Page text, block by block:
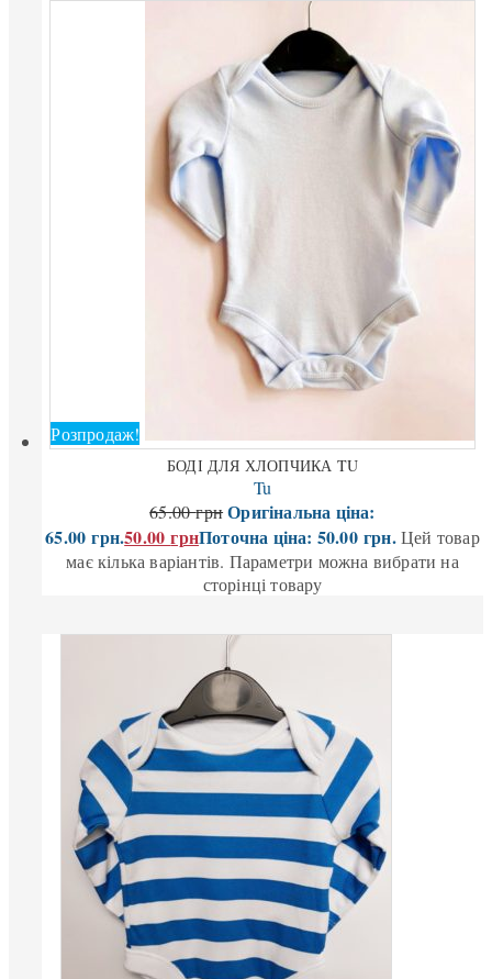
Розпродаж!
БОДІ ДЛЯ ХЛОПЧИКА TU
Tu
65.00грн Оригінальна ціна:
65.00 грн.50.00грнПоточна ціна: 50.00 грн. Цей товар
має кілька варіантів. Параметри можна вибрати на
сторінці товару